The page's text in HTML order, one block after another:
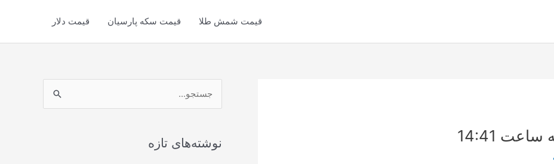
قیمت شمش طلا قیمت سکه پارسیان قیمت دلار
14:41
جنوشته‌های تازه